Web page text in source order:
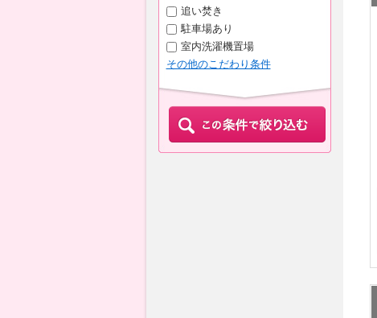
追い焚き
駐車場あり
室内洗濯機置場
その他のこだわり条件